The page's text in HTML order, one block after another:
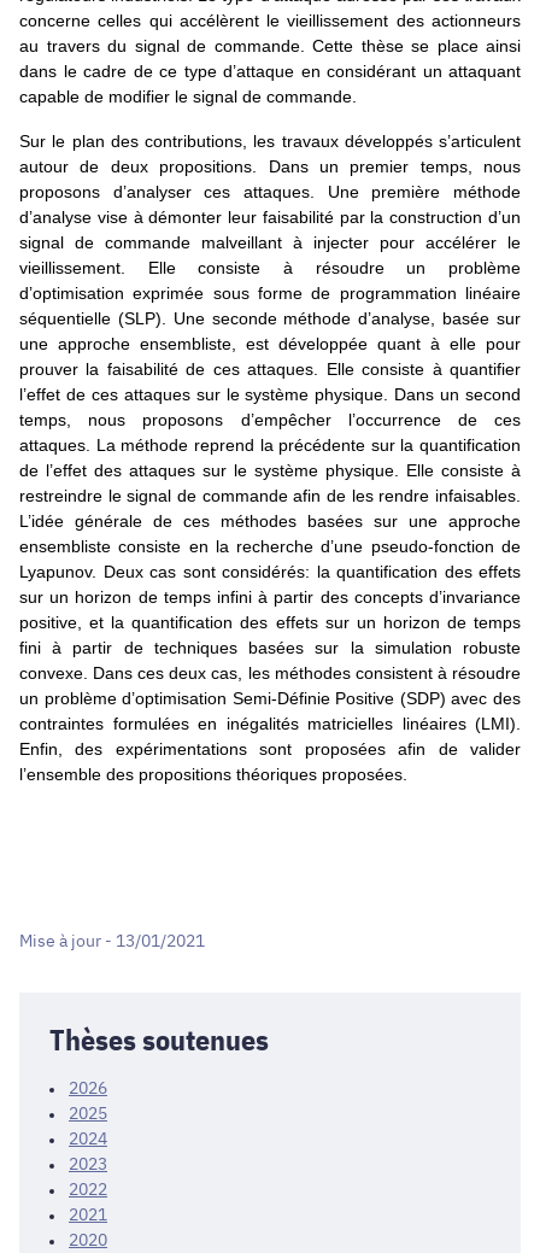
concerne celles qui accélèrent le vieillissement des actionneurs
au travers du signal de commande. Cette thèse se place ainsi
dans le cadre de ce type d’attaque en considérant un attaquant
capable de modifier le signal de commande.
Sur le plan des contributions, les travaux développés s’articulent
autour de deux propositions. Dans un premier temps, nous
proposons d’analyser ces attaques. Une première méthode
d’analyse vise à démonter leur faisabilité par la construction d’un
signal de commande malveillant à injecter pour accélérer le
vieillissement. Elle consiste à résoudre un problème
d’optimisation exprimée sous forme de programmation linéaire
séquentielle (SLP). Une seconde méthode d’analyse, basée sur
une approche ensembliste, est développée quant à elle pour
prouver la faisabilité de ces attaques. Elle consiste à quantifier
l’effet de ces attaques sur le système physique. Dans un second
temps, nous proposons d’empêcher l’occurrence de ces
attaques. La méthode reprend la précédente sur la quantification
de l’effet des attaques sur le système physique. Elle consiste à
restreindre le signal de commande afin de les rendre infaisables.
L’idée générale de ces méthodes basées sur une approche
ensembliste consiste en la recherche d’une pseudo-fonction de
Lyapunov. Deux cas sont considérés: la quantification des effets
sur un horizon de temps infini à partir des concepts d’invariance
positive, et la quantification des effets sur un horizon de temps
fini à partir de techniques basées sur la simulation robuste
convexe. Dans ces deux cas, les méthodes consistent à résoudre
un problème d’optimisation Semi-Définie Positive (SDP) avec des
contraintes formulées en inégalités matricielles linéaires (LMI).
Enfin, des expérimentations sont proposées afin de valider
l’ensemble des propositions théoriques proposées.
Mise à jour - 13/01/2021
Thèses soutenues
2026
2025
2024
2023
2022
2021
2020